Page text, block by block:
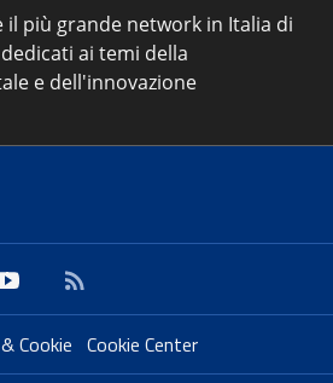
il più grande network in Italia di
ai temi della
e dell'innovazione
Cookie Cookie Center